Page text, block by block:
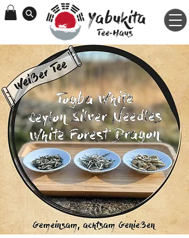
Yabukita
Tee-Haus